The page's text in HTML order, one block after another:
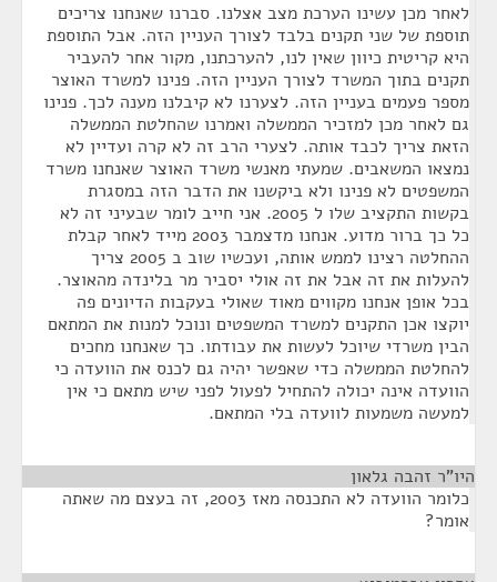
לאחר מכן עשינו הערכת מצב אצלנו. סברנו שאנחנו צריכים
תוספת של שני תקנים בלבד לצורך העניין הזה. אבל התוספת
היא קריטית כיוון שאין לנו, להערכתנו, מקור אחר להעביר
תקנים בתוך המשרד לצורך העניין הזה. פנינו למשרד האוצר
מספר פעמים בעניין הזה. לצערנו לא קיבלנו מענה לכך. פנינו
גם לאחר מכן למזכיר הממשלה ואמרנו שהחלטת הממשלה
הזאת צריך לכבד אותה. לצערי הרב זה לא קרה ועדיין לא
נמצאו המשאבים. שמעתי מאנשי משרד האוצר שאנחנו משרד
המשפטים לא פנינו ולא ביקשנו את הדבר הזה במסגרת
בקשות התקציב שלו ל 2005. אני חייב לומר שבעיני זה לא
כל כך ברור מדוע. אנחנו מדצמבר 2003 מייד לאחר קבלת
ההחלטה רצינו לממש אותה, ועכשיו שוב ב 2005 צריך
להעלות את זה אבל את זה אולי יסביר מר בלינדה מהאוצר.
בכל אופן אנחנו מקווים מאוד שאולי בעקבות הדיונים פה
יוקצו אכן התקנים למשרד המשפטים ונוכל למנות את המתאם
הבין משרדי שיוכל לעשות את עבודתו. כך שאנחנו מחכים
להחלטת הממשלה כדי שאפשר יהיה גם לכנס את הוועדה כי
הוועדה אינה יכולה להתחיל לפעול לפני שיש מתאם כי אין
למעשה משמעות לוועדה בלי המתאם.
היו"ר זהבה גלאון
כלומר הוועדה לא התכנסה מאז 2003, זה בעצם מה שאתה
אומר?